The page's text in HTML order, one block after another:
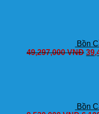
Bồn
49,297,000VNĐ
Bồn